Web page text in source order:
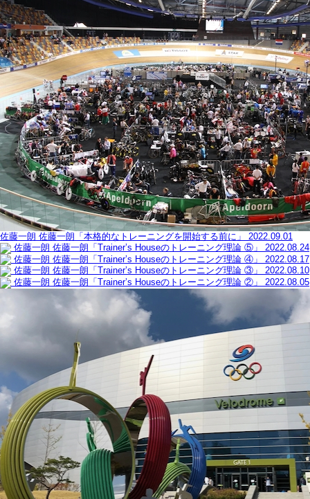
佐藤一朗 佐藤一朗「本格的なトレーニングを開始する前に」
2022.09.01
佐藤一朗 佐藤一朗「Trainer’s Houseのトレーニング理論 ⑤」
2022.08.24
佐藤一朗 佐藤一朗「Trainer’s Houseのトレーニング理論 ④」
2022.08.17
佐藤一朗 佐藤一朗「Trainer’s Houseのトレーニング理論 ③」
2022.08.10
佐藤一朗 佐藤一朗「Trainer’s Houseのトレーニング理論 ②」 2022.08.05